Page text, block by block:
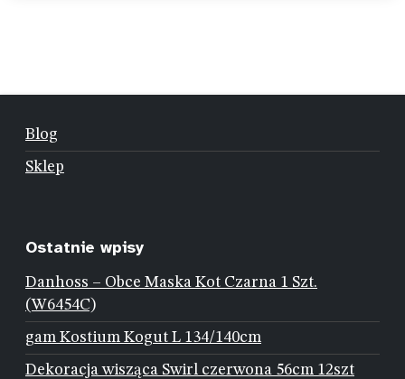
Blog
Sklep
Ostatnie wpisy
Danhoss – Obce Maska Kot Czarna 1 Szt.
(W6454C)
gam Kostium Kogut L 134/140cm
Dekoracja wisząca Swirl czerwona 56cm 12szt